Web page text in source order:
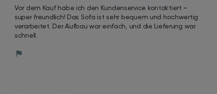
Vor dem Kauf habe ich den Kundenservice kontaktiert –
super freundlich! Das Sofa ist sehr bequem und hochwertig
verarbeitet. Der Aufbau war einfach, und die Lieferung war
schnell.